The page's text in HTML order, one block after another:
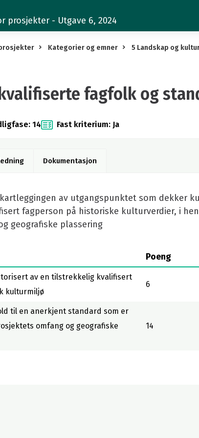
prosjekter - Utgave 6, 2024
Kategorier og emner 5 Landskap og
fagfolk og
14 Fast kriterium: Ja
Dokumentasjon
av utgangspunktet som dekker
fagperson på historiske kulturverdier, i
geografiske plassering
Poeng
av en tilstrekkelig kvalifisert
kulturmiljø
6
til en anerkjent standard som er
omfang og geografiske
14